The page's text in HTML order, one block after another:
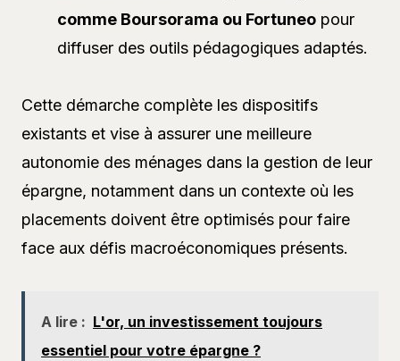
comme Boursorama ou Fortuneo pour
diffuser des outils pédagogiques adaptés.
Cette démarche complète les dispositifs
existants et vise à assurer une meilleure
autonomie des ménages dans la gestion de leur
épargne, notamment dans un contexte où les
placements doivent être optimisés pour faire
face aux défis macroéconomiques présents.
A lire : L'or, un investissement toujours
essentiel pour votre épargne ?